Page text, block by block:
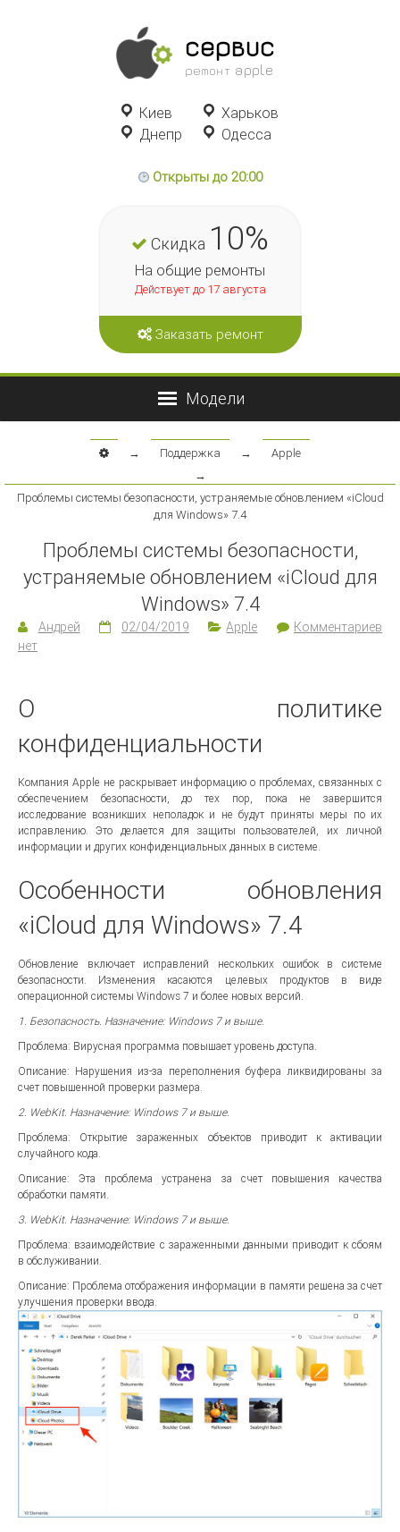
сервис
ремонт apple
Киев
Харьков
Днепр
Одесса
Открыты до 20:00
Скидка 10%
На общие ремонты
Действует до 17 августа
Заказать ремонт
→ Поддержка →
Apple
→
Проблемы системы безопасности, устраняемые обновлением «iCloud
для Windows» 7.4
Проблемы системы безопасности,
устраняемые обновлением «iCloud для
Windows» 7.4
Андрей 02/04/2019 Apple
Комментариев
нет
О политике
конфиденциальности
Компания Apple не раскрывает информацию о проблемах, связанных с
обеспечением безопасности, до тех пор, пока не завершится
исследование возникших неполадок и не будут приняты меры по их
исправлению. Это делается для защиты пользователей, их личной
информации и других конфиденциальных данных в системе.
Особенности обновления
«iCloud для Windows» 7.4
Обновление включает исправлений нескольких ошибок в системе
безопасности. Изменения касаются целевых продуктов в виде
операционной системы Windows 7 и более новых версий.
1. Безопасность. Назначение: Windows 7 и выше.
Проблема: Вирусная программа повышает уровень доступа.
Описание: Нарушения из-за переполнения буфера ликвидированы за
счет повышенной проверки размера.
2. WebKit. Назначение: Windows 7 и выше.
Проблема: Открытие зараженных объектов приводит к активации
случайного кода.
Описание: Эта проблема устранена за счет повышения качества
обработки памяти.
3. WebKit. Назначение: Windows 7 и выше.
Проблема: взаимодействие с зараженными данными приводит к сбоям
в обслуживании.
Описание: Проблема отображения информации в памяти решена за счет
улучшения проверки ввода.